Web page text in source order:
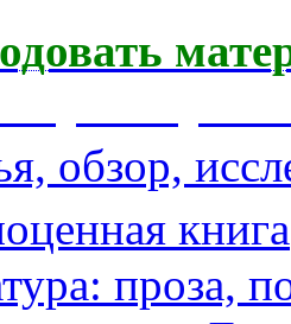
обзор,
книга
проза,